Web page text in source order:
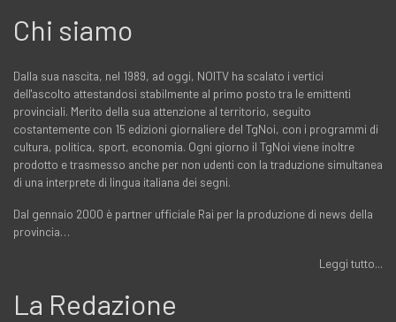
Chi siamo
Dalla sua nascita, nel 1989, ad oggi, NOITV ha scalato i vertici
dell'ascolto attestandosi stabilmente al primo posto tra le emittenti
provinciali. Merito della sua attenzione al territorio, seguito
costantemente con 15 edizioni giornaliere del TgNoi, con i programmi di
cultura, politica, sport, economia. Ogni giorno il TgNoi viene inoltre
prodotto e trasmesso anche per non udenti con la traduzione simultanea
di una interprete di lingua italiana dei segni.
Dal gennaio 2000 è partner ufficiale Rai per la produzione di news della
provincia…
Leggi tutto...
La Redazione